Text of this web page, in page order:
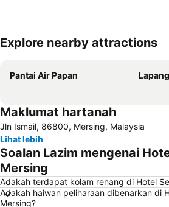
Kembangkan peta
Explore nearby attractions
Pantai Air Papan
Maklumat hartanah
Jln Ismail, 86800, Mersing, Malaysia
Lihat lebih
Soalan Lazim mengenai
Mersing
Adakah terdapat kolam renang di Hotel
Adakah haiwan peliharaan dibenarkan di
Mersing?